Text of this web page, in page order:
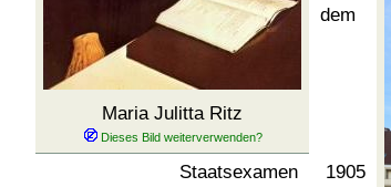
Maria Julitta Ritz
dem
Staatsexamen 1905